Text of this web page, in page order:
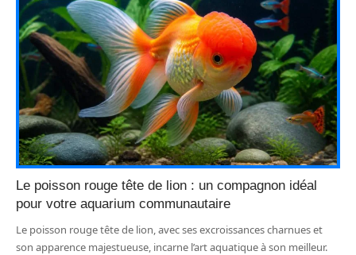
Le poisson rouge tête de lion : un compagnon idéal
pour votre aquarium communautaire
Le poisson rouge tête de lion, avec ses excroissances charnues et
son apparence majestueuse, incarne l’art aquatique à son meilleur.